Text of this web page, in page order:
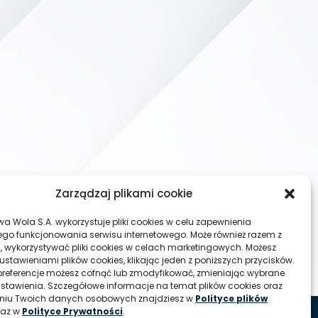
Zarządzaj plikami cookie
Wola S.A. wykorzystuje pliki cookies w celu zapewnienia
funkcjonowania serwisu internetowego. Może również razem z
wykorzystywać pliki cookies w celach marketingowych. Możesz
plików cookies, klikając jeden z poniższych przycisków.
możesz cofnąć lub zmodyfikować, zmieniając wybrane
Szczegółowe informacje na temat plików cookies oraz
Twoich danych osobowych znajdziesz w Polityce plików
w Polityce Prywatności.